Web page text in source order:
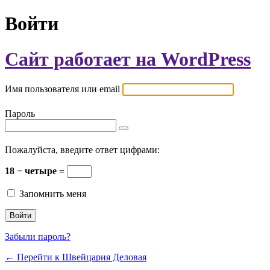
Войти
Сайт работает на WordPress
Имя пользователя или email
Пароль
Пожалуйста, введите ответ цифрами:
18 − четыре =
Запомнить меня
Забыли пароль?
← Перейти к Швейцария Деловая